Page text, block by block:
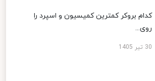
کدام بروکر کمترین کمیسیون و اسپرد را
روی...
30 تیر 1405